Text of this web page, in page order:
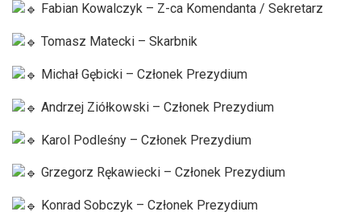
Fabian Kowalczyk – Z-ca Komendanta / Sekretarz
Tomasz Matecki – Skarbnik
Michał Gębicki – Członek Prezydium
Andrzej Ziółkowski – Członek Prezydium
Karol Podleśny – Członek Prezydium
Grzegorz Rękawiecki – Członek Prezydium
Konrad Sobczyk – Członek Prezydium